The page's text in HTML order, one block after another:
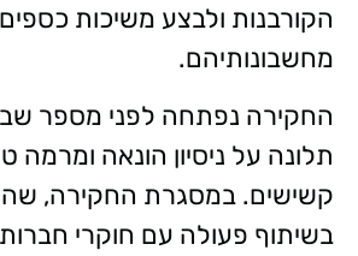
הקורבנות ולבצע משיכות כספים
מחשבונותיהם.
החקירה נפתחה לפני מספר
תלונה על ניסיון הונאה ומרמה
קשישים. במסגרת החקירה,
בשיתוף פעולה עם חוקרי